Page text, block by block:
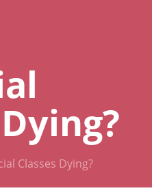
Classes Dying?